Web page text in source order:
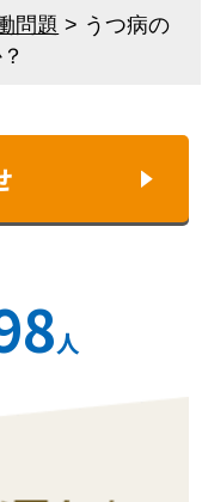
問題 > うつ病の
人